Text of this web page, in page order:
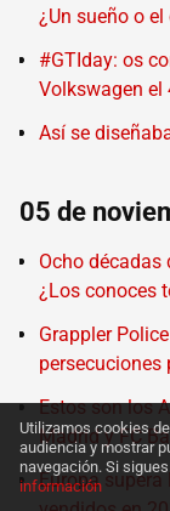
¿Un sueño o
#GTIday: os
Volkswagen el
Así se
05 de
Ocho décadas
¿Los conoces
Grappler
persecuciones
Estos son los
Madrid y FC
Europa
Utilizamos cookies
audiencia y mostrar
navegación. Si
información